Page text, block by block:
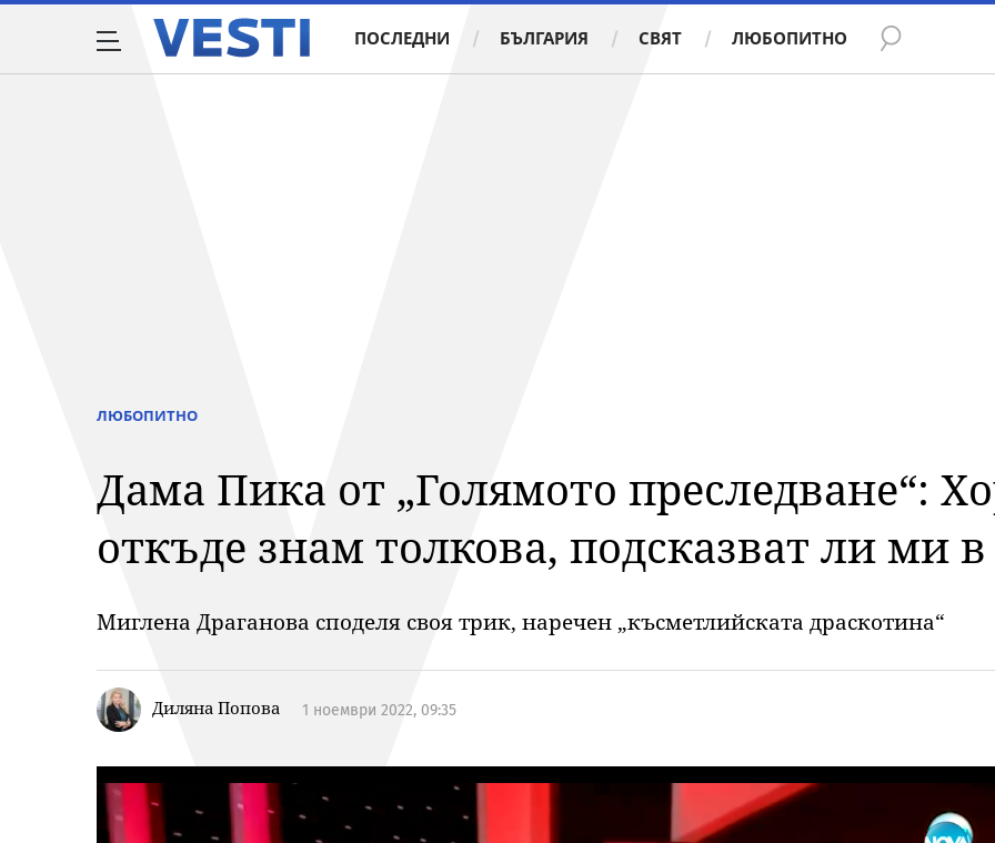
ПОСЛЕДНИ БЪЛГАРИЯ СВЯТ ЛЮБОПИТНО
ЛЮБОПИТНО
Дама Пика от „Голямото преследване“:
откъде знам толкова, подсказват ли ми в
Миглена Драганова споделя своя трик, наречен „късметлийската драскотина“
Диляна Попова 1 ноември 2022, 09:35